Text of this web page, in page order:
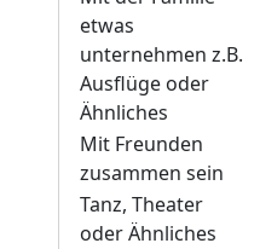
etwas
unternehmen z.B.
Ausflüge oder
Ähnliches
Mit Freunden
zusammen sein
Tanz, Theater
oder Ähnliches